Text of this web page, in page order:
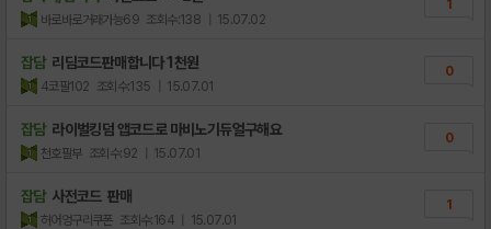
바로바로거래가능69 조회수:138 | 15.07.02
1
잡담 리딤코드판매합니다 1천원
4코팔102 조회수:135 | 15.07.01
0
잡담 라이벌킹덤 앱코드로 마비노기듀얼구해요
천호팔부 조회수:92 | 15.07.01
0
잡담 사전코드 판매
허어엉구리쿠폰 조회수:164 | 15.07.01
1